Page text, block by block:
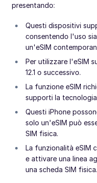
presentando:
Questi dispositivi
consentendo l'uso
un'eSIM
Per utilizzare l'eSIM
12.1 o successivo.
La funzione eSIM
supporti la tecnologia
Questi iPhone
solo un'eSIM può
SIM fisica.
La funzionalità eSIM
e attivare una linea
una scheda SIM fisica.